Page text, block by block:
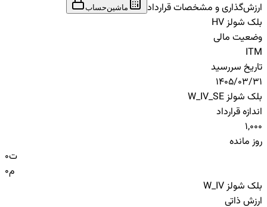
ارزش‌گذاری و مشخصات قرارداد
ماشین‌حساب
بلک شولز HV
وضعیت مالی
ITM
تاریخ سررسید
1405/03/31
بلک شولز W_IV_SE
اندازه قرارداد
1,000
روز مانده
0ت
0م
بلک شولز W_IV
ارزش ذاتی